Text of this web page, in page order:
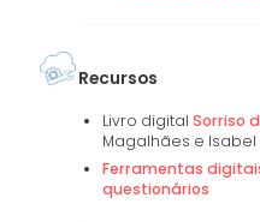
Recursos
Livro digitalSorriso
Magalhães e
Ferramentas
questionários